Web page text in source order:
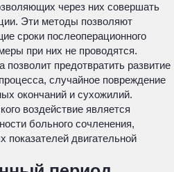
через них совершать
Эти методы позволяют
сроки послеоперационного
при них не проводятся.
предотвратить развитие
случайное повреждение
окончаний и сухожилий.
воздействие является
больного сочленения,
показателей двигательной